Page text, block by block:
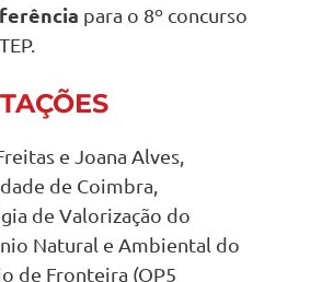
para o 8º concurso
e Joana Alves,
de Coimbra,
de Valorização do
Natural e Ambiental do
de Fronteira (OP5